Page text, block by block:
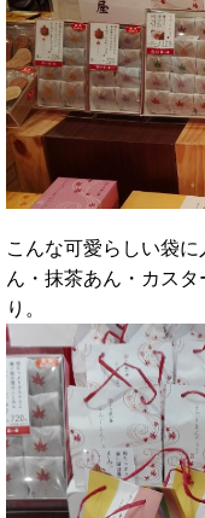
こんな可愛らしい袋
ん・抹茶あん・カス
り。